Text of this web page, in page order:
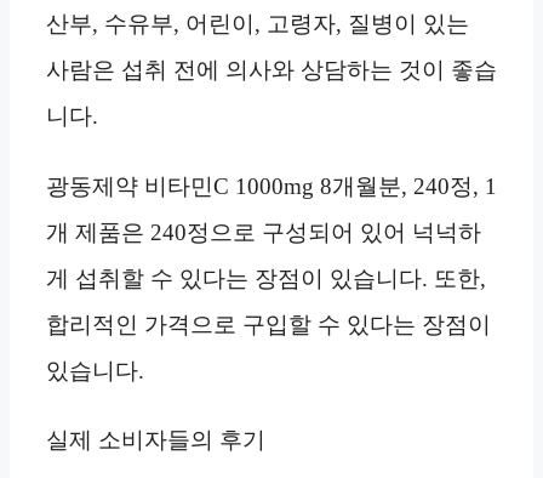
산부, 수유부, 어린이, 고령자, 질병이 있는
사람은 섭취 전에 의사와 상담하는 것이 좋습
니다.
광동제약 비타민C 1000mg 8개월분, 240정, 1
개 제품은 240정으로 구성되어 있어 넉넉하
게 섭취할 수 있다는 장점이 있습니다. 또한,
합리적인 가격으로 구입할 수 있다는 장점이
있습니다.
실제 소비자들의 후기